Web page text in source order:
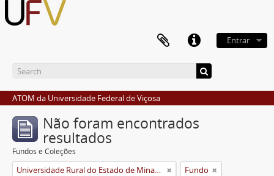
Entrar
ATOM da Universidade Federal de Viçosa
Não foram encontrados
resultados
Fundos e Coleções
Universidade Rural do Estado de Minas Gerais (Uremg) Fundo